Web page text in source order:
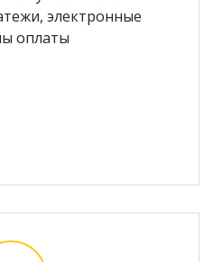
электронные
оплаты